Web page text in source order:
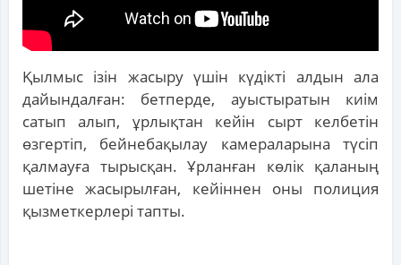
Қылмыс ізін жасыру үшін күдікті алдын ала
дайындалған: бетперде, ауыстыратын киім
сатып алып, ұрлықтан кейін сырт келбетін
өзгертіп, бейнебақылау камераларына түсіп
қалмауға тырысқан. Ұрланған көлік қаланың
шетіне жасырылған, кейіннен оны полиция
қызметкерлері тапты.